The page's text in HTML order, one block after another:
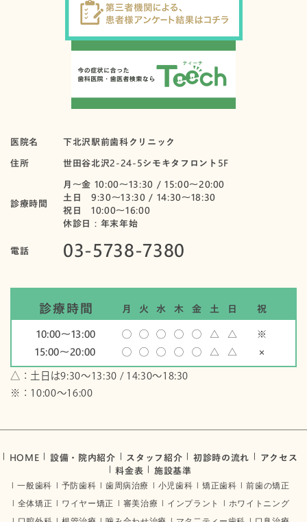
医院名
下北沢駅前歯科クリニック
住所
世田谷北沢2-24-5シモキタフロント5F
診療時間
月〜金 10:00～13:30 / 15:00～20:00
土日 9:30～13:30 / 14:30～18:30
祝日 10:00〜16:00
休診日：年末年始
電話 03-5738-7380
診療時間 月 火 水 木 金 土 日
祝
10:00〜13:00
◯ ◯ ◯ ◯ ◯ △ △
※
15:00〜20:00
◯ ◯ ◯ ◯ ◯ △ △ ×
△：土日は9:30～13:30 / 14:30～18:30
※：10:00〜16:00
HOME 設備・院内紹介 スタッフ紹介 初診時の流れ
アクセス
料金表
施設基準
一般歯科 予防歯科 歯周病治療 小児歯科 矯正歯科
前歯の矯正
全体矯正
ワイヤー矯正 審美治療 インプラント
ホワイトニング